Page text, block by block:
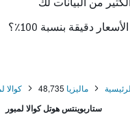
دقيقة بنسبة 100٪؟
ماليزيا 48,735 كوالا
ستاربوينتس هوتل كوالا لمبور